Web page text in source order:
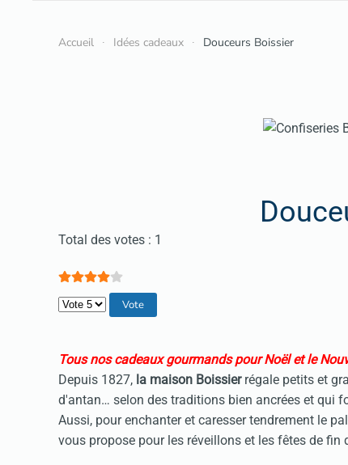
Accueil Idées cadeaux Douceurs Boissier
Vote utilisateur:4/
Total des votes : 1
Veuillez voter
Tous nos cadeaux gourmands pour Noël et le
Depuis 1827, la maison Boissierrégale petits et
d'antan… selon des traditions bien ancrées et qui
Aussi, pour enchanter et caresser tendrement le
vous propose pour les réveillons et les fêtes de